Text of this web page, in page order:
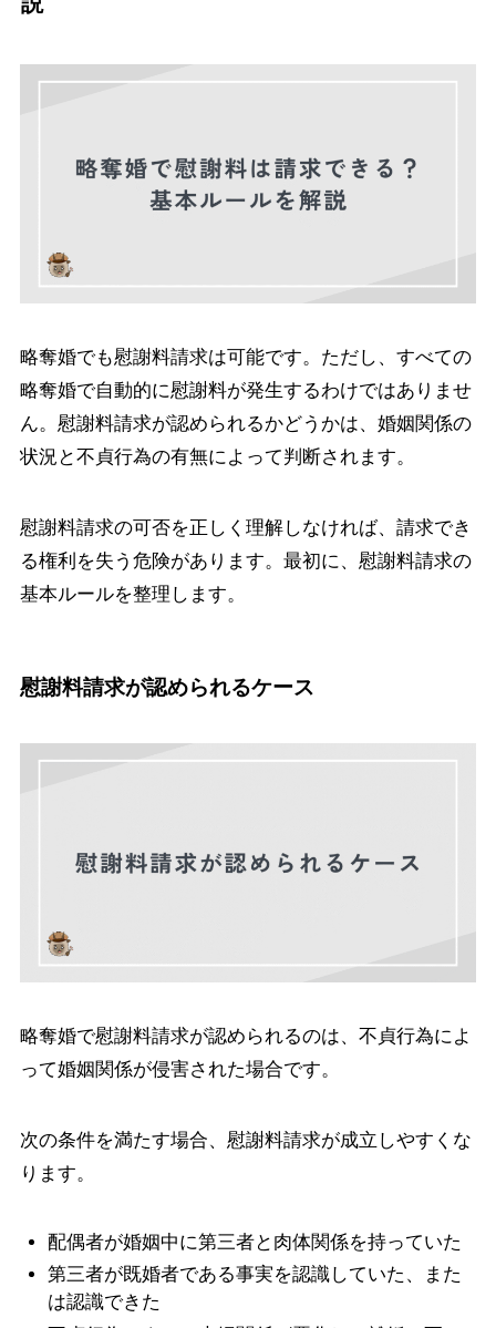
略奪婚でも慰謝料請求は可能です。ただし、すべての
略奪婚で自動的に慰謝料が発生するわけではありませ
ん。慰謝料請求が認められるかどうかは、婚姻関係の
状況と不貞行為の有無によって判断されます。
慰謝料請求の可否を正しく理解しなければ、請求でき
る権利を失う危険があります。最初に、慰謝料請求の
基本ルールを整理します。
慰謝料請求が認められるケース
略奪婚で慰謝料請求が認められるのは、不貞行為によ
って婚姻関係が侵害された場合です。
次の条件を満たす場合、慰謝料請求が成立しやすくな
ります。
配偶者が婚姻中に第三者と肉体関係を持っていた
第三者が既婚者である事実を認識していた、また
は認識できた